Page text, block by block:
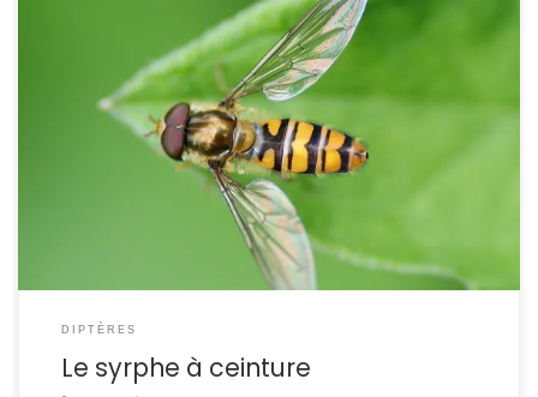
Spécialistes du vol stationnaire, les syrphes sont aussi des
champions dans la ressemblance avec les hyménoptères. Le
syrphe a ceinture est l’un des plus répandus. Episyrphus
balteatus POSITION SYSTÉMATIQUE : Insecte, Diptère Famille des
Syrphidae ETYMOLOGIE : Episyrphus = proche de ma mouche et
balteatus = ceinturé Les anglais l’appellent « marmalade
DIPTÈRES
Le syrphe à ceinture